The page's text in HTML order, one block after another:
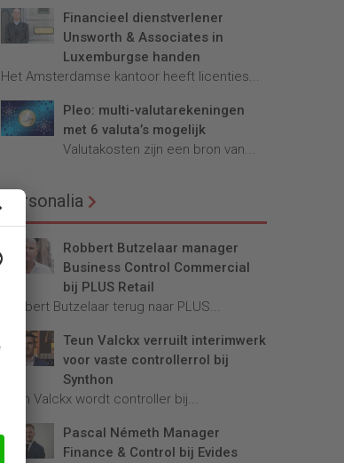
Financieel dienstverlener
Unsworth & Associates in
Luxemburgse handen
Het Amsterdamse kantoor heeft licenties...
Pleo: multi-valutarekeningen
met 6 valuta’s mogelijk
Valutakosten zijn een bron van...
Personalia
Robbert Butzelaar manager
Business Control Commercial
bij PLUS Retail
Robbert Butzelaar terug naar PLUS...
Teun Valckx verruilt interimwerk
voor vaste controllerrol bij
Synthon
Teun Valckx wordt controller bij...
Pascal Németh Manager
Finance & Control bij Evides